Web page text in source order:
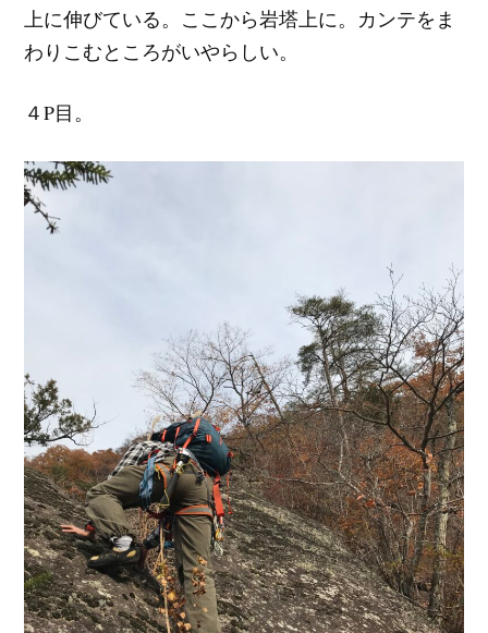
上に伸びている。ここから岩塔上に。カンテをま
わりこむところがいやらしい。
４P目。